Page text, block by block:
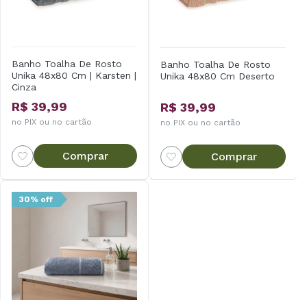
Banho Toalha De Rosto
Unika 48x80 Cm | Karsten |
Cinza
R$ 39,99
no PIX ou no cartão
Comprar
Banho Toalha De Rosto
Unika 48x80 Cm Deserto
R$ 39,99
no PIX ou no cartão
Comprar
30% off